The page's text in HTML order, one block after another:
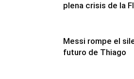
plena crisis de la
Messi rompe el
futuro de Thiago